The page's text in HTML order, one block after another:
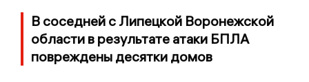
В соседней с Липецкой Воронежской
области в результате атаки БПЛА
повреждены десятки домов